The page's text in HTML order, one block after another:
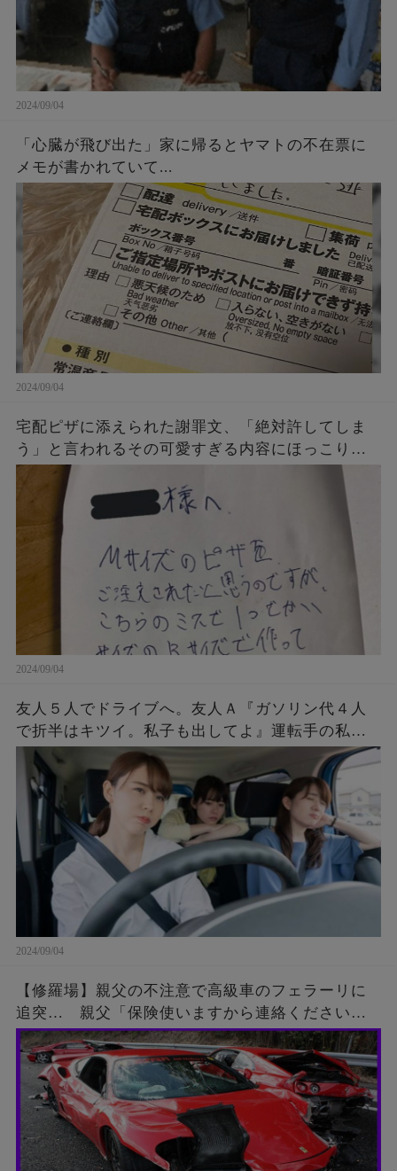
2024/09/04
「心臓が飛び出た」家に帰るとヤマトの不在票に
メモが書かれていて...
2024/09/04
宅配ピザに添えられた謝罪文、「絶対許してしま
う」と言われるその可愛すぎる内容にほっこり…
2024/09/04
友人５人でドライブへ。友人Ａ『ガソリン代４人
で折半はキツイ。私子も出してよ』運転手の私
「ＯＫ。その代わりもうＡは私の車に乗せない、
今すぐ降りて」Ａ『！？』→すると・・・
2024/09/04
【修羅場】親父の不注意で高級車のフェラーリに
追突… 親父「保険使いますから連絡ください」
運転手「･･･」親父『来ない…もう一度連絡してみ
よう』結果が…